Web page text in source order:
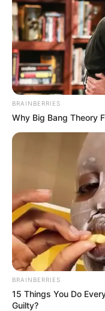
BRAINBERRIES
Why Big Bang Theory
BRAINBERRIES
15 Things You Do
Guilty?